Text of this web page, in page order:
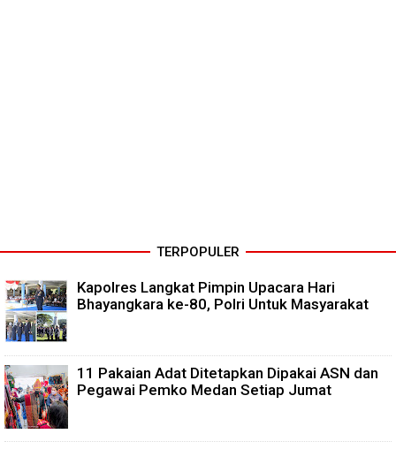
TERPOPULER
Kapolres Langkat Pimpin Upacara Hari
Bhayangkara ke-80, Polri Untuk Masyarakat
11 Pakaian Adat Ditetapkan Dipakai ASN dan
Pegawai Pemko Medan Setiap Jumat